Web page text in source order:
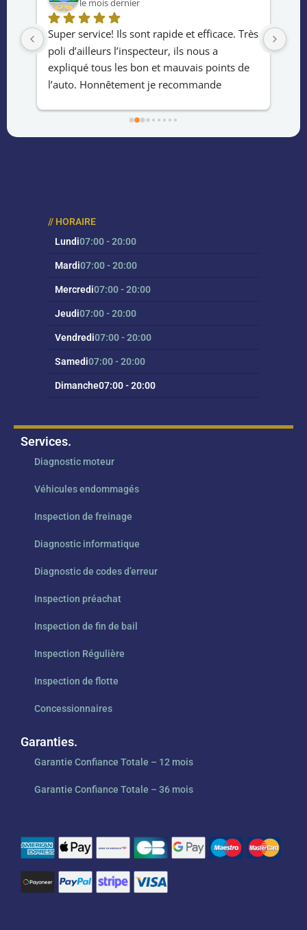
le mois dernier
Super service! Ils sont rapide et efficace. Très
poli d’ailleurs l’inspecteur, ils nous a
expliqué tous les bon et mauvais points de
l’auto. Honnêtement je recommande
// HORAIRE
Lundi07:00 - 20:00
Mardi07:00 - 20:00
Mercredi07:00 - 20:00
Jeudi07:00 - 20:00
Vendredi07:00 - 20:00
Samedi07:00 - 20:00
Dimanche07:00 - 20:00
Services.
Diagnostic moteur
Véhicules endommagés
Inspection de freinage
Diagnostic informatique
Diagnostic de codes d’erreur
Inspection préachat
Inspection de fin de bail
Inspection Régulière
Inspection de flotte
Concessionnaires
Garanties.
Garantie Confiance Totale – 12 mois
Garantie Confiance Totale – 36 mois